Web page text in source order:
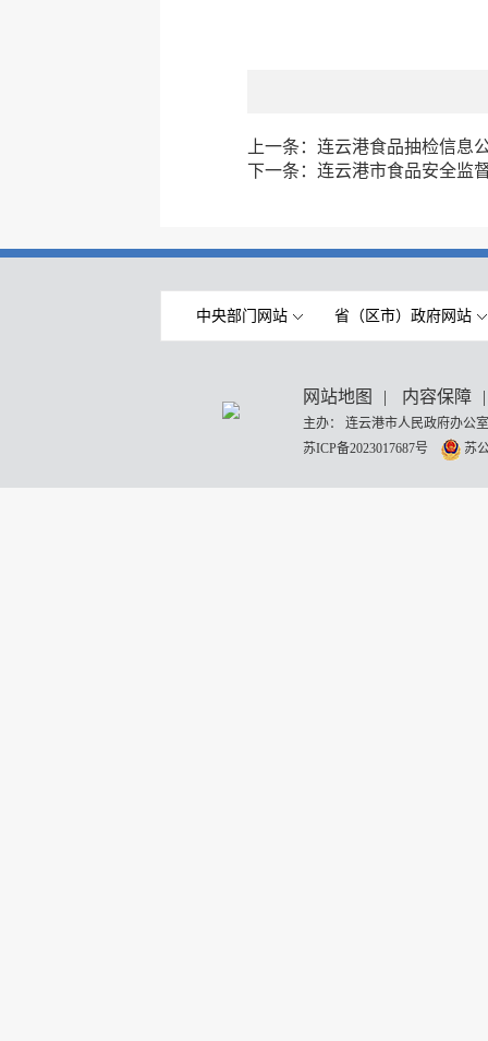
上一条： 连云港食品抽检信息
下一条： 连云港市食品安全监
中央部门网站 省（区市）政府网站
网站地图 | 内容保障 |
主办： 连云港市人民政府办
苏ICP备2023017687号
苏